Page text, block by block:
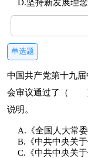
D.坚持新发展理念
单选题
中国共产党第十九
会审议通过了（ ）
说明。
A.《全国人大常
B.《中共中央关
C.《中共中央关